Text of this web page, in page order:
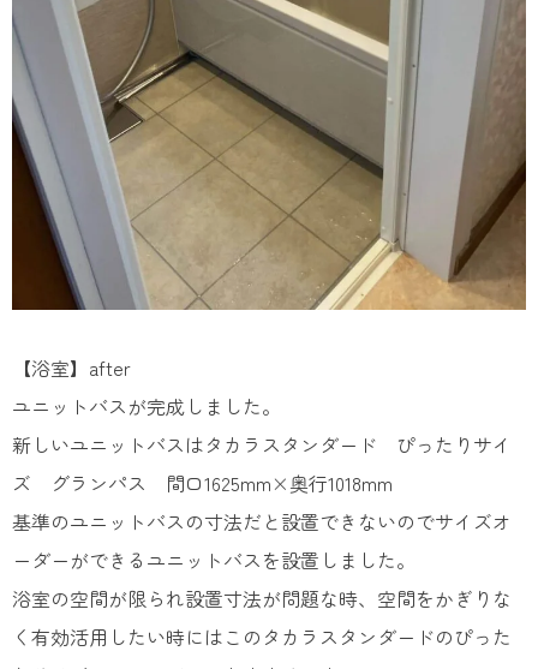
【浴室】after
ユニットバスが完成しました。
新しいユニットバスはタカラスタンダード ぴったりサイ
ズ グランパス 間口1625mm×奥行1018mm
基準のユニットバスの寸法だと設置できないのでサイズオ
ーダーができるユニットバスを設置しました。
浴室の空間が限られ設置寸法が問題な時、空間をかぎりな
く有効活用したい時にはこのタカラスタンダードのぴった